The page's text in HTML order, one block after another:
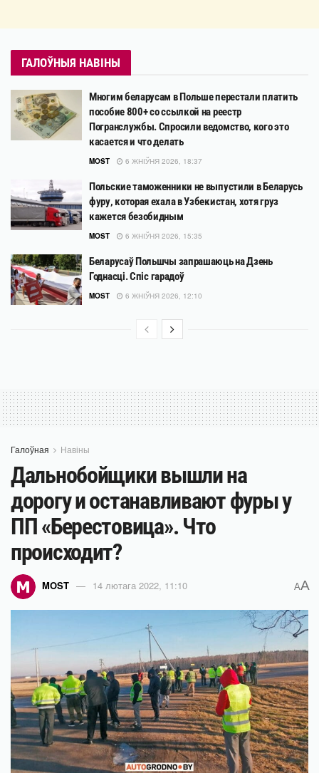
ГАЛОЎНЫЯ НАВІНЫ
Многим беларусам в Польше перестали платить
пособие 800+ со ссылкой на реестр
Погранслужбы. Спросили ведомство, кого это
касается и что делать
MOST 6 ЖНІЎНЯ 2026, 18:37
Польские таможенники не выпустили в Беларусь
фуру, которая ехала в Узбекистан, хотя груз
кажется безобидным
MOST 6 ЖНІЎНЯ 2026, 15:35
Беларусаў Польшчы запрашаюць на Дзень
Годнасці. Спіс гарадоў
MOST 6 ЖНІЎНЯ 2026, 12:10
Галоўная Навіны
Дальнобойщики вышли на
дорогу и останавливают фуры у
ПП «Берестовица». Что
происходит?
MOST 14 лютага 2022, 11:10 AA